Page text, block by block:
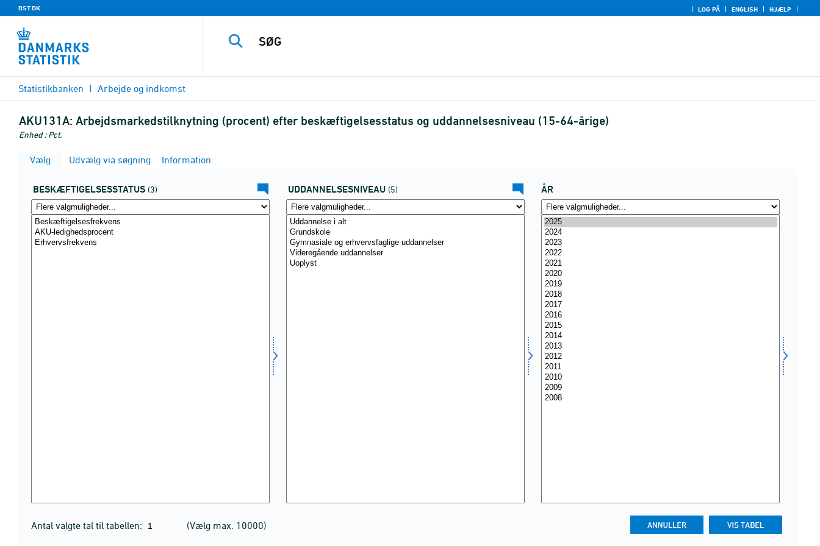
DST.DK LOG PÅ ENGLISH HJÆLP
Statistikbanken Arbejde og indkomst
AKU131A: Arbejdsmarkedstilknytning (procent) efter beskæftigelsesstatus og uddannelsesniveau (15-64-årige)
Enhed : Pct.
Vælg Udvælg via søgning Information
BESKÆFTIGELSESSTATUS (3) UDDANNELSESNIVEAU (5) ÅR
Antal valgte tal til tabellen: (Vælg max. 10000)